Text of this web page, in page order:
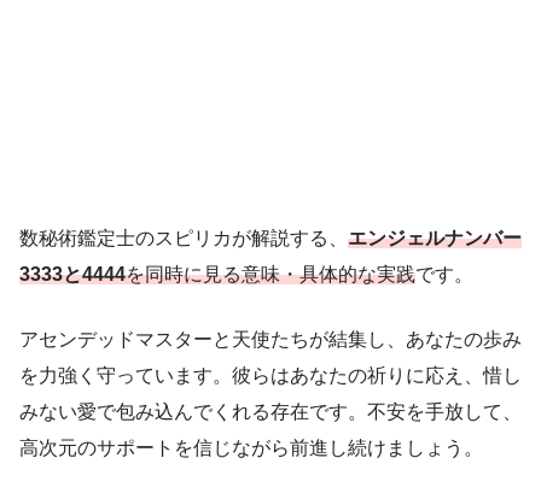
数秘術鑑定士のスピリカが解説する、 エンジェルナンバー
3333と4444を同時に見る意味・具体的な実践です。
アセンデッドマスターと天使たちが結集し、あなたの歩み
を力強く守っています。彼らはあなたの祈りに応え、惜し
みない愛で包み込んでくれる存在です。不安を手放して、
高次元のサポートを信じながら前進し続けましょう。